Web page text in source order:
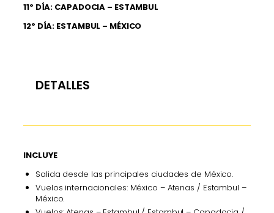
11º DÍA: CAPADOCIA – ESTAMBUL
12º DÍA: ESTAMBUL – MÉXICO
DETALLES
INCLUYE
Salida desde las principales ciudades de México.
Vuelos internacionales: México – Atenas / Estambul –
México.